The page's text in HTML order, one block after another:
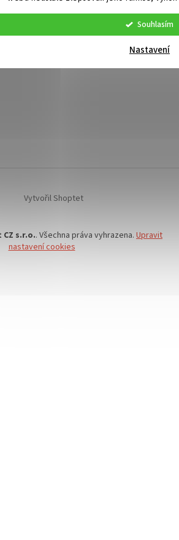
Souhlasím
Nastavení
Vytvořil Shoptet
CZ s.r.o.. Všechna práva vyhrazena. Upravit
nastavení cookies